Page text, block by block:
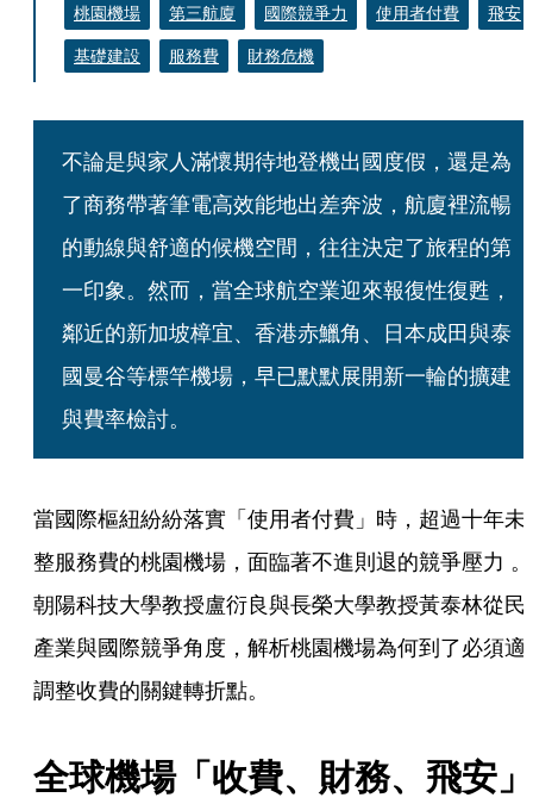
桃園機場 第三航廈 國際競爭力 使用者付費
飛安
基礎建設
服務費 財務危機
不論是與家人滿懷期待地登機出國度假，還是為
了商務帶著筆電高效能地出差奔波，航廈裡流暢
的動線與舒適的候機空間，往往決定了旅程的第
一印象。然而，當全球航空業迎來報復性復甦，
鄰近的新加坡樟宜、香港赤鱲角、日本成田與泰
國曼谷等標竿機場，早已默默展開新一輪的擴建
與費率檢討。
當國際樞紐紛紛落實「使用者付費」時，超過十年未
整服務費的桃園機場，面臨著不進則退的競爭壓力 。
朝陽科技大學教授盧衍良與長榮大學教授黃泰林從民
產業與國際競爭角度，解析桃園機場為何到了必須適
調整收費的關鍵轉折點。
全球機場「收費、財務、飛安」